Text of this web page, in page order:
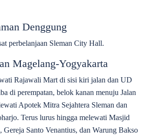
Denggung
perbelanjaan Sleman City Hall.
Magelang-Yogyakarta
Rajawali Mart di sisi kiri jalan dan UD
di perempatan, belok kanan menuju Jalan
Apotek Mitra Sejahtera Sleman dan
Terus lurus hingga melewati Masjid
Gereja Santo Venantius, dan Warung Bakso